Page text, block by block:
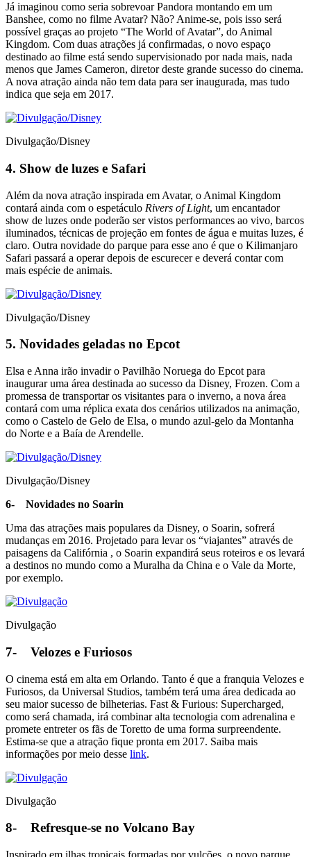
Já imaginou como seria sobrevoar Pandora montando em um
Banshee, como no filme Avatar? Não? Anime-se, pois isso será
possível graças ao projeto “The World of Avatar”, do Animal
Kingdom. Com duas atrações já confirmadas, o novo espaço
destinado ao filme está sendo supervisionado por nada mais, nada
menos que James Cameron, diretor deste grande sucesso do cinema.
A nova atração ainda não tem data para ser inaugurada, mas tudo
indica que seja em 2017.
Divulgação/Disney
4. Show de luzes e Safari
Além da nova atração inspirada em Avatar, o Animal Kingdom
contará ainda com o espetáculo Rivers of Light, um encantador
show de luzes onde poderão ser vistos performances ao vivo, barcos
iluminados, técnicas de projeção em fontes de água e muitas luzes, é
claro. Outra novidade do parque para esse ano é que o Kilimanjaro
Safari passará a operar depois de escurecer e deverá contar com
mais espécie de animais.
Divulgação/Disney
5. Novidades geladas no Epcot
Elsa e Anna irão invadir o Pavilhão Noruega do Epcot para
inaugurar uma área destinada ao sucesso da Disney, Frozen. Com a
promessa de transportar os visitantes para o inverno, a nova área
contará com uma réplica exata dos cenários utilizados na animação,
como o Castelo de Gelo de Elsa, o mundo azul-gelo da Montanha
do Norte e a Baía de Arendelle.
Divulgação/Disney
6- Novidades no Soarin
Uma das atrações mais populares da Disney, o Soarin, sofrerá
mudanças em 2016. Projetado para levar os “viajantes” através de
paisagens da Califórnia , o Soarin expandirá seus roteiros e os levará
a destinos no mundo como a Muralha da China e o Vale da Morte,
por exemplo.
Divulgação
7- Velozes e Furiosos
O cinema está em alta em Orlando. Tanto é que a franquia Velozes e
Furiosos, da Universal Studios, também terá uma área dedicada ao
seu maior sucesso de bilheterias. Fast & Furious: Supercharged,
como será chamada, irá combinar alta tecnologia com adrenalina e
promete entreter os fãs de Toretto de uma forma surpreendente.
Estima-se que a atração fique pronta em 2017. Saiba mais
informações por meio desse link.
Divulgação
8- Refresque-se no Volcano Bay
Inspirado em ilhas tropicais formadas por vulcões, o novo parque